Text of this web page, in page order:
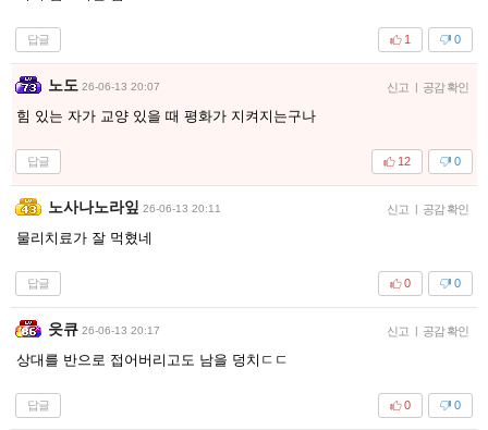
답글 0
1
노도 26-06-13 20:07 신고 | 공감 확인
힘 있는 자가 교양 있을 때 평화가 지켜지는구나
답글 0
12
노사나노라잎 26-06-13 20:11 신고 | 공감 확인
물리치료가 잘 먹혔네
답글 0
0
읏큐 26-06-13 20:17 신고 | 공감 확인
상대를 반으로 접어버리고도 남을 덩치ㄷㄷ
답글 0
0